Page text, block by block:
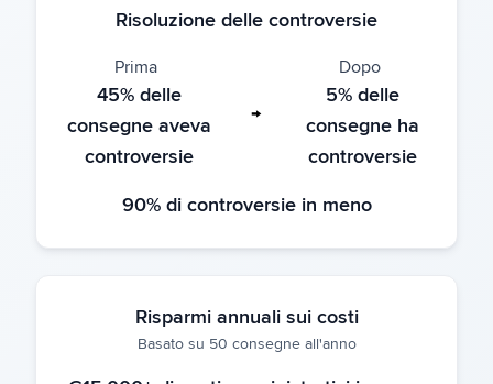
Risoluzione delle controversie
Prima
45% delle
consegne aveva
controversie
→
Dopo
5% delle
consegne ha
controversie
90% di controversie in meno
Risparmi annuali sui costi
Basato su 50 consegne all'anno